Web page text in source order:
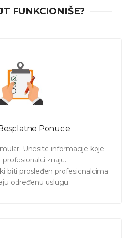
preneo svoje znanje. Svakom
pristup radi najefikasnijeg
ruskog jezika
portalu kliknite
jezika, engleski jezik za
časovi na Vašoj ili adresi
. Pošaljite Vaš zahtev i
odgovarajućegprofesorai
engleski jezik
FUNKCIONIŠE?
Ponude
Unesite informacije koje
profesionalci znaju.
biti prosleđen profesionalcima
određenu uslugu.